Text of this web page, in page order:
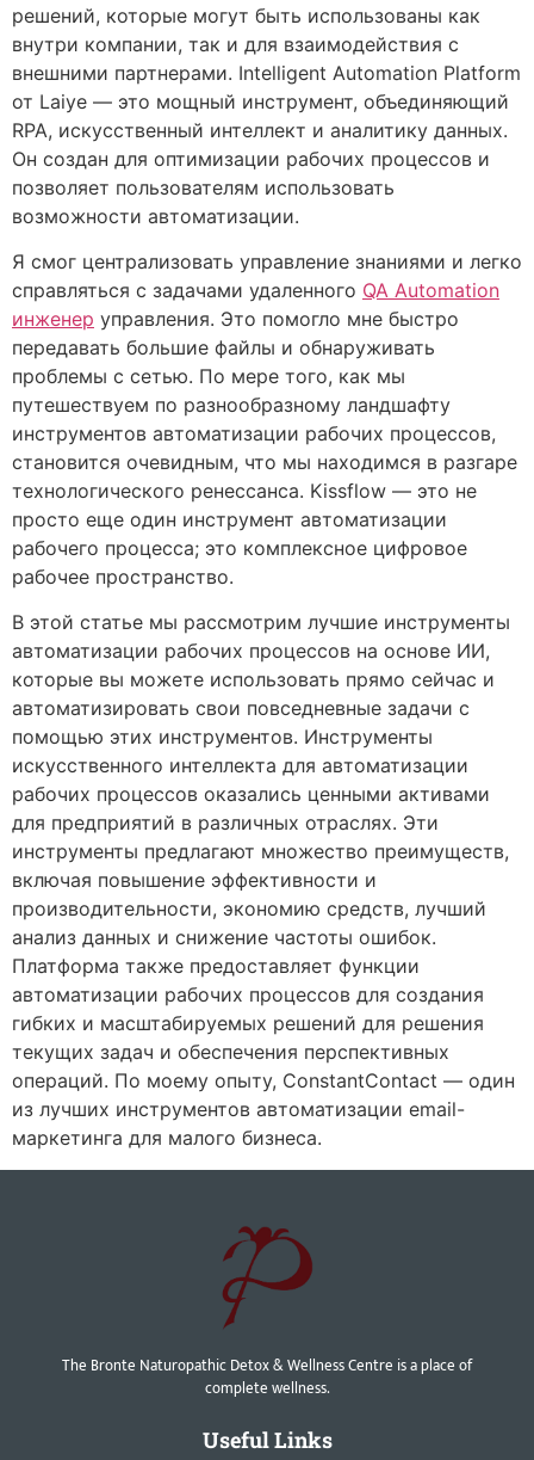
решений, которые могут быть использованы как
внутри компании, так и для взаимодействия с
внешними партнерами. Intelligent Automation Platform
от Laiye — это мощный инструмент, объединяющий
RPA, искусственный интеллект и аналитику данных.
Он создан для оптимизации рабочих процессов и
позволяет пользователям использовать
возможности автоматизации.
Я смог централизовать управление знаниями и легко
справляться с задачами удаленного QA Automation
инженер управления. Это помогло мне быстро
передавать большие файлы и обнаруживать
проблемы с сетью. По мере того, как мы
путешествуем по разнообразному ландшафту
инструментов автоматизации рабочих процессов,
становится очевидным, что мы находимся в разгаре
технологического ренессанса. Kissflow — это не
просто еще один инструмент автоматизации
рабочего процесса; это комплексное цифровое
рабочее пространство.
В этой статье мы рассмотрим лучшие инструменты
автоматизации рабочих процессов на основе ИИ,
которые вы можете использовать прямо сейчас и
автоматизировать свои повседневные задачи с
помощью этих инструментов. Инструменты
искусственного интеллекта для автоматизации
рабочих процессов оказались ценными активами
для предприятий в различных отраслях. Эти
инструменты предлагают множество преимуществ,
включая повышение эффективности и
производительности, экономию средств, лучший
анализ данных и снижение частоты ошибок.
Платформа также предоставляет функции
автоматизации рабочих процессов для создания
гибких и масштабируемых решений для решения
текущих задач и обеспечения перспективных
операций. По моему опыту, ConstantContact — один
из лучших инструментов автоматизации email-
маркетинга для малого бизнеса.
The Bronte Naturopathic Detox & Wellness Centre is a place of
complete wellness.
Useful Links